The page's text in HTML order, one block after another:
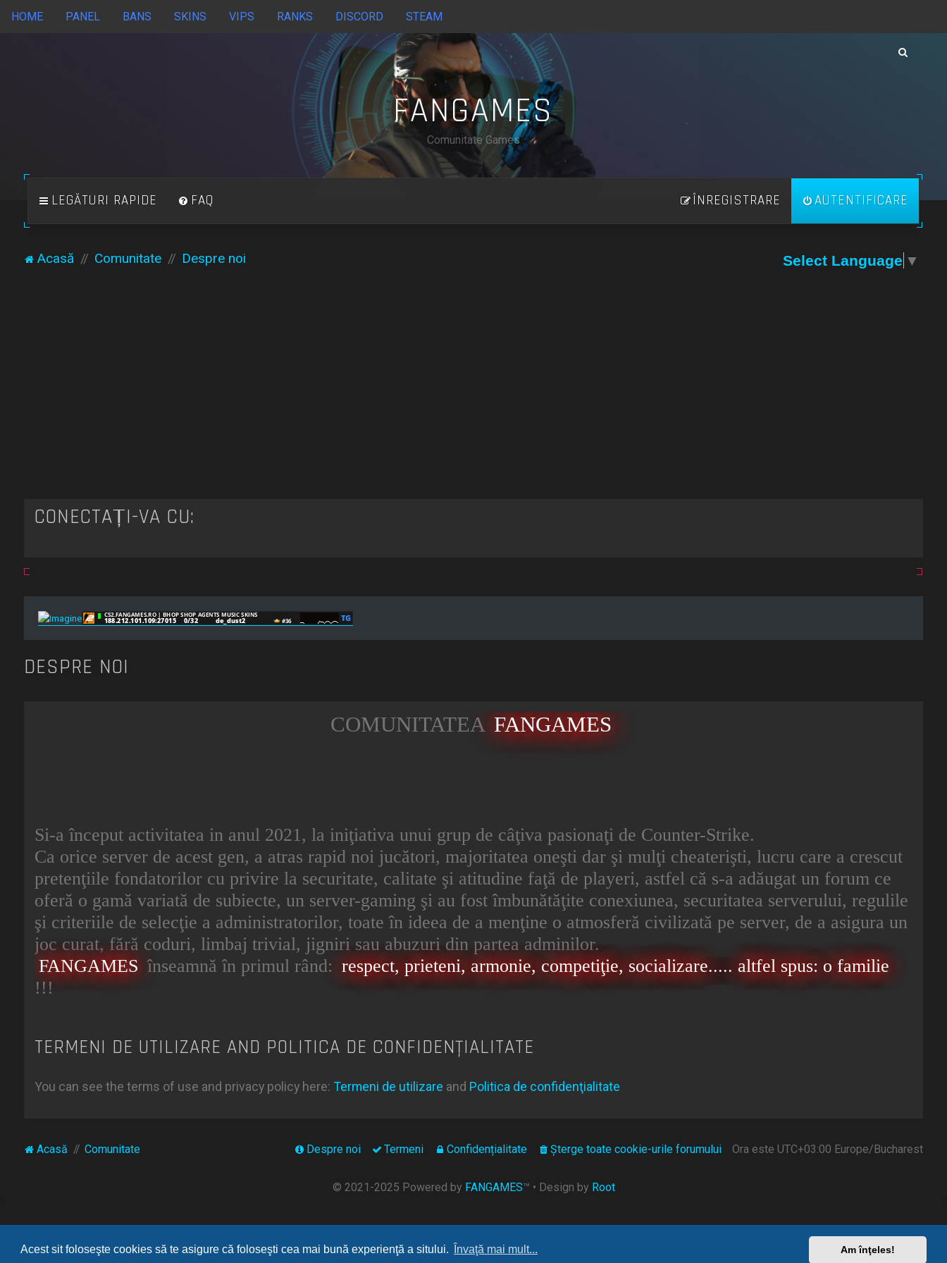
Acest sit foloseşte cookies să te asigure că foloseşti cea mai bună experienţă a sitului. Învaţă mai mult... Am înţeles!
HOME PANEL BANS SKINS VIPS RANKS DISCORD STEAM
FANGAMES
Comunitate Games
LEGĂTURI RAPIDE FAQ AUTENTIFICARE
ÎNREGISTRARE
Acasă Comunitate Despre noi Select Language ▼
CONECTAȚI-VĂ CU:
DESPRE NOI
COMUNITATEA FANGAMES
Si-a început activitatea in anul 2021, la iniţiativa unui grup de câţiva pasionaţi de Counter-Strike.
Ca orice server de acest gen, a atras rapid noi jucători, majoritatea oneşti dar şi mulţi cheaterişti, lucru care a crescut
pretenţiile fondatorilor cu privire la securitate, calitate şi atitudine faţă de playeri, astfel că s-a adăugat un forum ce
oferă o gamă variată de subiecte, un server-gaming şi au fost îmbunătăţite conexiunea, securitatea serverului, regulile
şi criteriile de selecţie a administratorilor, toate în ideea de a menţine o atmosferă civilizată pe server, de a asigura un
joc curat, fără coduri, limbaj trivial, jigniri sau abuzuri din partea adminilor.
FANGAMES înseamnă în primul rând: respect, prieteni, armonie, competiţie, socializare..... altfel spus: o familie
!!!
TERMENI DE UTILIZARE AND POLITICA DE CONFIDENŢIALITATE
You can see the terms of use and privacy policy here: Termeni de utilizare and Politica de confidenţialitate
Acasă Comunitate Ora este UTC+03:00 Europe/Bucharest
Şterge toate cookie-urile forumului
Confidențialitate
Termeni
Despre noi
© 2021-2025 Powered by FANGAMES™ • Design by Root